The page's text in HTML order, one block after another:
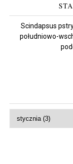
Scindapsus
południowo-